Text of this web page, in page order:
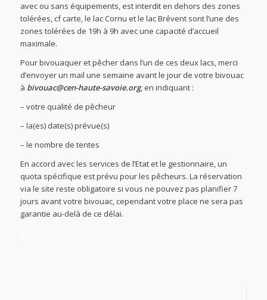
avec ou sans équipements, est interdit en dehors des zones
tolérées, cf carte, le lac Cornu et le lac Brévent sont l’une des
zones tolérées de 19h à 9h avec une capacité d’accueil
maximale.
Pour bivouaquer et pêcher dans l’un de ces deux lacs, merci
d’envoyer un mail une semaine avant le jour de votre bivouac
à bivouac@cen-haute-savoie.org, en indiquant :
– votre qualité de pêcheur
– la(es) date(s) prévue(s)
– le nombre de tentes
En accord avec les services de l’Etat et le gestionnaire, un
quota spécifique est prévu pour les pêcheurs. La réservation
via le site reste obligatoire si vous ne pouvez pas planifier 7
jours avant votre bivouac, cependant votre place ne sera pas
garantie au-delà de ce délai.